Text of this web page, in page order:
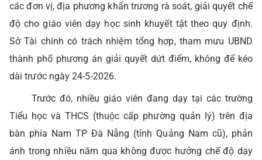
các đơn vị, địa phương khẩn trương rà soát, giải quyết chế
độ cho giáo viên dạy học sinh khuyết tật theo quy định.
Sở Tài chính có trách nhiệm tổng hợp, tham mưu UBND
thành phố phương án giải quyết dứt điểm, không để kéo
dài trước ngày 24-5-2026.
Trước đó, nhiều giáo viên đang dạy tại các trường
Tiểu học và THCS (thuộc cấp phường quản lý) trên địa
bàn phía Nam TP Đà Nẵng (tỉnh Quảng Nam cũ), phản
ánh trong nhiều năm qua không được hưởng chế độ dạy